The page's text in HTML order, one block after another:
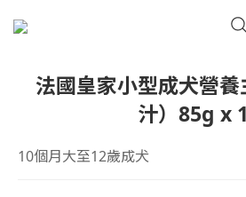
法國皇家小型成犬營
汁）85g x
10個月大至12歲成犬